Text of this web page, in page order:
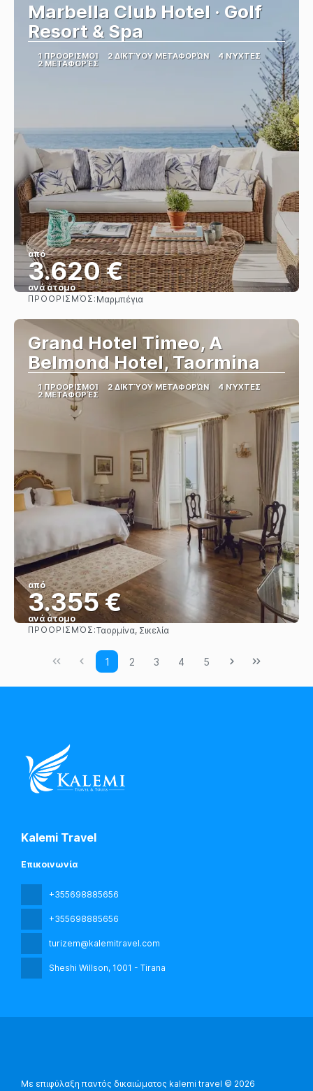
Marbella Club Hotel · Golf
Resort & Spa
1 ΠΡΟΟΡΙΣΜΟΊ 2 ΔΙΚΤΎΟΥ ΜΕΤΑΦΟΡΏΝ 4 ΝΎΧΤΕΣ
2 ΜΕΤΑΦΟΡΈΣ
από
3.620 €
ανά άτομο
Βλέπω
ΠΡΟΟΡΙΣΜΌΣ: Μαρμπέγια
Grand Hotel Timeo, A
Belmond Hotel, Taormina
1 ΠΡΟΟΡΙΣΜΟΊ 2 ΔΙΚΤΎΟΥ ΜΕΤΑΦΟΡΏΝ 4 ΝΎΧΤΕΣ
2 ΜΕΤΑΦΟΡΈΣ
από
3.355 €
ανά άτομο
Βλέπω
ΠΡΟΟΡΙΣΜΌΣ:Ταορμίνα, Σικελία
1 2 3 4 5
Kalemi Travel
Επικοινωνία
+355698885656
+355698885656
turizem@kalemitravel.com
Sheshi Willson, 1001 - Tirana
Με επιφύλαξη παντός δικαιώματος kalemi travel © 2026